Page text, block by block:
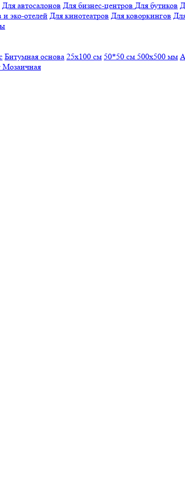
Для автосалонов Для бизнес-центров Для бутиков
эко-отелей Для кинотеатров Для коворкингов
Битумная основа 25x100 см 50*50 см 500х500 мм
Мозаичная